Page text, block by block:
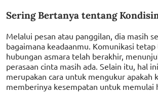
Sering Bertanya tentang
Melalui pesan atau panggilan, dia masih
bagaimana keadaanmu. Komunikasi
hubungan asmara telah berakhir,
perasaan cinta masih ada. Selain itu, hal
merupakan cara untuk mengukur apakah
memberinya kesempatan untuk memulai